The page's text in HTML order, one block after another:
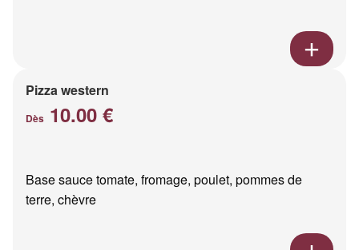
Pizza western
Dès 10.00 €
Base sauce tomate, fromage, poulet, pommes de
terre, chèvre